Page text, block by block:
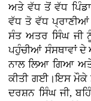
ਅਤੇ ਵੱਧ ਤੋਂ ਵੱਧ
ਵੱਧ ਤੋ ਵੱਧ ਪ੍ਰਾਣੀਆਂ
ਸੰਤ ਅਤਰ ਸਿੰਘ ਜੀ
ਪਹੁੰਚੀਆਂ ਸੰਸਥਾਵਾਂ ਦੇ
ਨਾਲ ਲਿਆ ਗਿਆ ਅਤੇ
ਕੀਤੀ ਗਈ।ਇਸ ਮੌਕੇ
ਦਰਸ਼ਨ ਸਿੰਘ ਜੀ,